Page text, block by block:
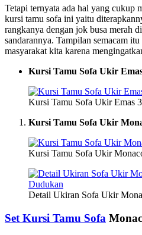
Tetapi ternyata ada hal yang cukup
kursi tamu sofa ini yaitu
rangkanya dengan jok busa merah
sandarannya. Tampilan semacam
masyarakat kita karena
Kursi Tamu Sofa Ukir
Kursi Tamu Sofa Ukir Emas
Kursi Tamu Sofa Ukir
Kursi Tamu Sofa Ukir
Detail Ukiran Sofa Ukir
Set Kursi Tamu Sofa